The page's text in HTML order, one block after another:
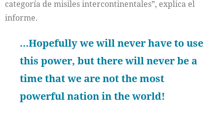
categoría de misiles intercontinentales”, explica el
informe.
…Hopefully we will never have to use
this power, but there will never be a
time that we are not the most
powerful nation in the world!